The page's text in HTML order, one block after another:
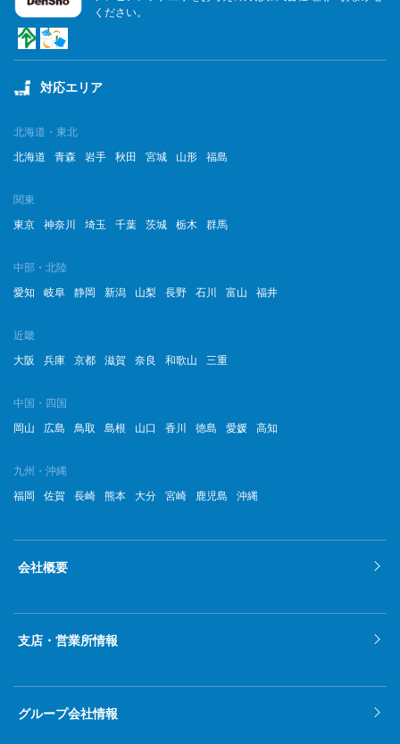
ください。
対応エリア
北海道・東北
北海道
青森 岩手 秋田 宮城 山形 福島
関東
東京
神奈川 埼玉 千葉 茨城 栃木 群馬
中部・北陸
愛知
岐阜 静岡 新潟 山梨 長野 石川 富山 福井
近畿
大阪
兵庫 京都 滋賀 奈良 和歌山 三重
中国・四国
岡山
広島 鳥取 島根 山口 香川 徳島 愛媛 高知
九州・沖縄
福岡
佐賀 長崎 熊本 大分 宮崎 鹿児島 沖縄
会社概要
支店・営業所情報
グループ会社情報